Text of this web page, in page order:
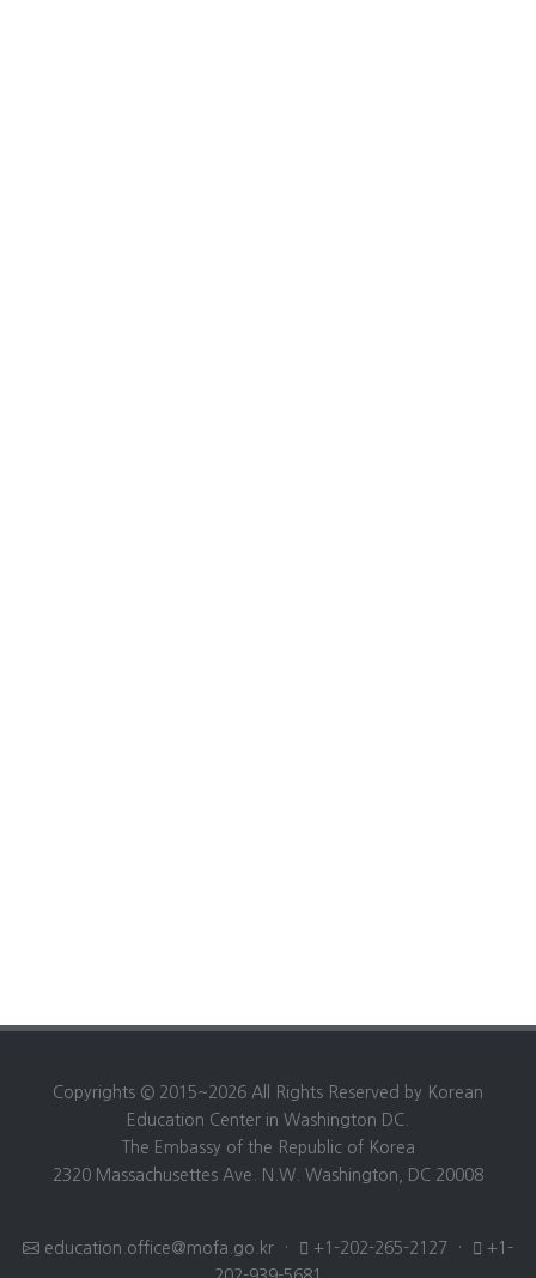
Copyrights © 2015~2026 All Rights Reserved by Korean
Education Center in Washington DC.
The Embassy of the Republic of Korea
2320 Massachusettes Ave. N.W. Washington, DC 20008
education.office@mofa.go.kr · +1-202-265-2127 ·
+1-